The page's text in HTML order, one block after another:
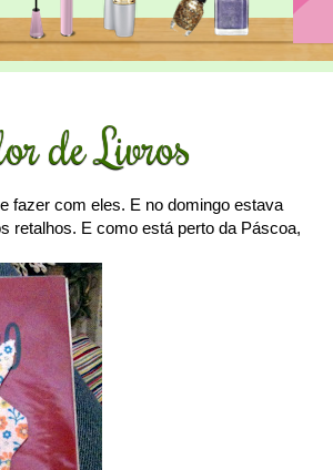
de Livros
fazer com eles. E no domingo estava
retalhos. E como está perto da Páscoa,